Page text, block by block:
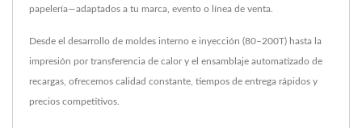
papelería—adaptados a tu marca, evento o línea de venta.
Desde el desarrollo de moldes interno e inyección (80–200T) hasta la
impresión por transferencia de calor y el ensamblaje automatizado de
recargas, ofrecemos calidad constante, tiempos de entrega rápidos y
precios competitivos.